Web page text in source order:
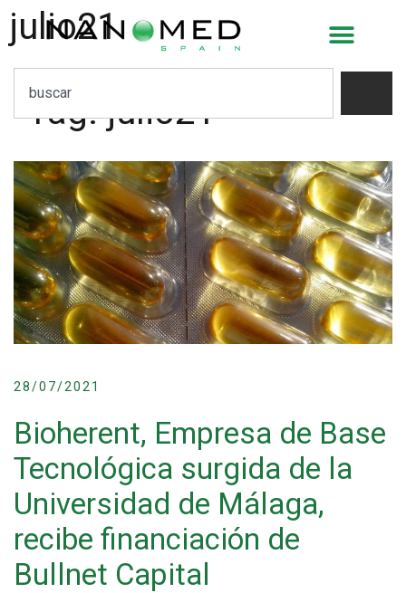
julio21
Tag:julio21
28/07/2021
Bioherent, Empresa de Base
Tecnológica surgida de la
Universidad de Málaga,
recibe financiación de
Bullnet Capital